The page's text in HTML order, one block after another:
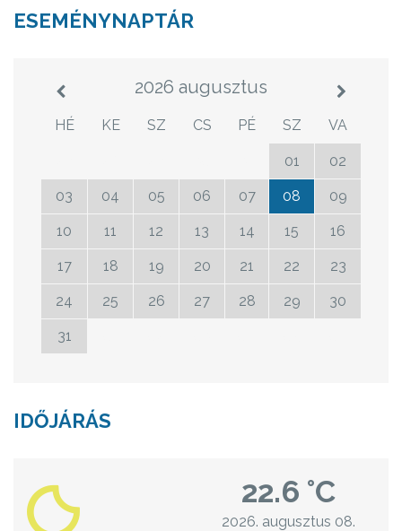
ESEMÉNYNAPTÁR
2026 augusztus
HÉ KE SZ CS PÉ SZ VA
01 02
03 04 05 06 07 08 09
10 11 12 13 14 15 16
17 18 19 20 21 22 23
24 25 26 27 28 29 30
31
IDŐJÁRÁS
22.6 °C
2026. augusztus 08.